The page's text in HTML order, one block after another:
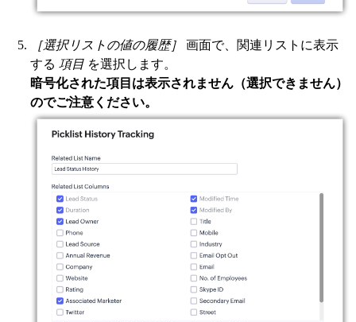
［選択リストの値の履歴］ 画面で、関連リストに表示
する 項目 を選択します。
暗号化された項目は表示されません（選択できません）
のでご注意ください。